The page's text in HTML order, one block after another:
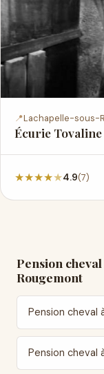
📍Lachapelle-sous-
Écurie Tovaline
★★★★★4.9(7)
Pension
Rougemont
Pension cheval
Pension cheval